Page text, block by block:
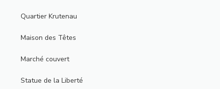
Quartier Krutenau
Maison des Têtes
Marché couvert
Statue de la Liberté